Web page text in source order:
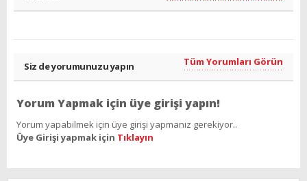
Siz de yorumunuzu yapın Tüm Yorumları Görün
Yorum Yapmak için üye girişi yapın!
Yorum yapabilmek için üye girişi yapmanız gerekiyor..
Üye Girişi yapmak için Tıklayın